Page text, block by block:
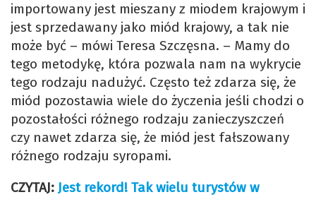
importowany jest mieszany z miodem krajowym i
jest sprzedawany jako miód krajowy, a tak nie
może być – mówi Teresa Szczęsna. – Mamy do
tego metodykę, która pozwala nam na wykrycie
tego rodzaju nadużyć. Często też zdarza się, że
miód pozostawia wiele do życzenia jeśli chodzi o
pozostałości różnego rodzaju zanieczyszczeń
czy nawet zdarza się, że miód jest fałszowany
różnego rodzaju syropami.
CZYTAJ: Jest rekord! Tak wielu turystów w